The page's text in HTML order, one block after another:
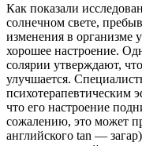
Как показали
солнечном свете,
изменения в организме
хорошее настроение.
солярии утверждают,
улучшается.
психотерапевтическим
что его настроение
сожалению, это может
английского tan —